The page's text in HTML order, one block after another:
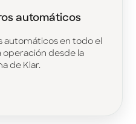
automáticos
automáticos en todo el
operación desde la
de Klar.